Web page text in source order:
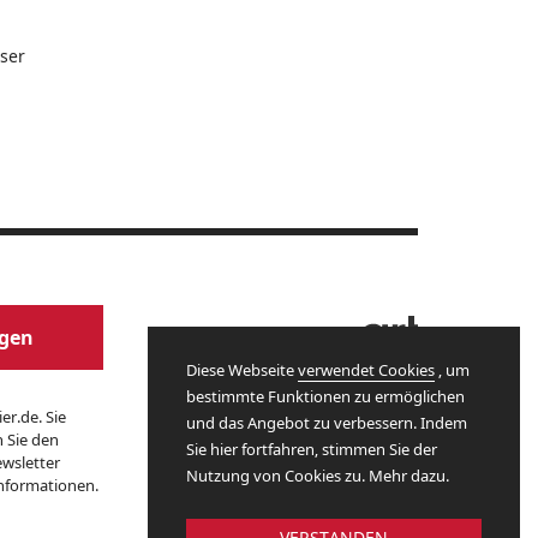
Sie
den
Diese Webseiteverwendet Cookies , um
bestimmte Funktionen zu ermöglichen
und das Angebot zu verbessern. Indem
Sie hier fortfahren, stimmen Sie der
Nutzung von Cookies zu. Mehr dazu.